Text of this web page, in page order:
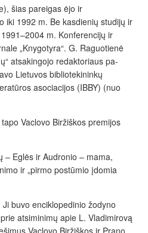
šias pareigas ėjo ir
iki 1992 m. Be kasdienių studijų ir
m. Konferencijų ir
„Knygotyra“. G. Raguotienė
atsakingojo redaktoriaus pa­
Lietuvos bibliotekininkų
asociacijos (IBBY) (nuo
Vaclovo Biržiškos premijos
– Eglės ir Audronio – mama,
ir „pirmo postūmio įdomia
buvo enciklopedinio žodyno
atsiminimų apie L. Vladimirovą
Vaclovo Biržiškos ir Prano